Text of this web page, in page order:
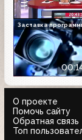
Заставка
О проекте
Помочь сайту
Обратная связь
Топ